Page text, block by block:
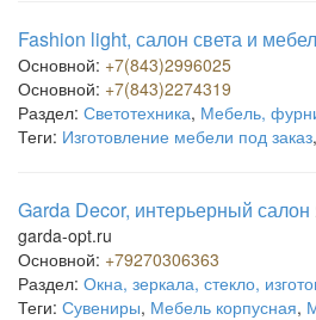
Fashion light, салон света и
Основной: +7(843)2996025
Основной: +7(843)2274319
Раздел: Светотехника, Мебель,
Теги: Изготовление мебели под заказ,
Garda Decor, интерьерный салон
garda-opt.ru
Основной: +79270306363
Раздел: Окна, зеркала, стекло,
Теги: Сувениры, Мебель корпусная,